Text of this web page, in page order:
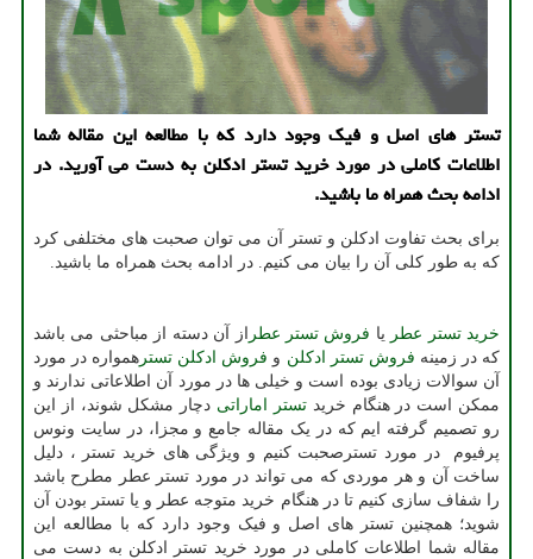
تستر های اصل و فیك وجود دارد كه با مطالعه این مقاله شما
اطلاعات كاملی در مورد خرید تستر ادكلن به دست می آورید. در
ادامه بحث همراه ما باشید.
برای بحث تفاوت ادکلن و تستر آن می توان صحبت های مختلفی كرد
كه به طور كلی آن را بیان می كنیم. در ادامه بحث همراه ما باشید.
خرید تستر عطر یا فروش تستر عطر از آن دسته از مباحثی می باشد
که در زمینه فروش تستر ادکلن و فروش ادکلن تستر همواره در مورد
آن سوالات زیادی بوده است و خیلی ها در مورد آن اطلاعاتی ندارند و
ممکن است در هنگام خریدتستر اماراتی دچار مشکل شوند، از این
رو تصمیم گرفته ایم که در یک مقاله جامع و مجزا، در سایت ونوس
پرفیوم در مورد تسترصحبت کنیم و ویژگی های خرید تستر ، دلیل
ساخت آن و هر موردی که می تواند در مورد تستر عطر مطرح باشد
را شفاف سازی کنیم تا در هنگام خرید متوجه عطر و یا تستر بودن آن
شوید؛ همچنین تستر های اصل و فیک وجود دارد که با مطالعه این
مقاله شما اطلاعات کاملی در مورد خرید تستر ادکلن به دست می